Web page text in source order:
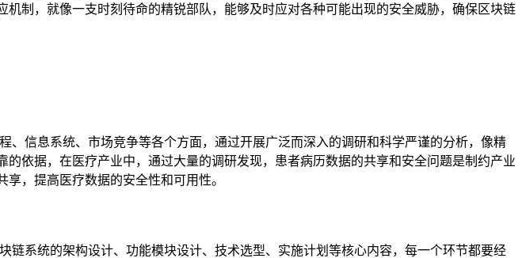
制，就像一支时刻待命的精锐部队，能够及时应对各种可能出现的安全威胁，确保区块链
信息系统、市场竞争等各个方面，通过开展广泛而深入的调研和科学严谨的分析，像精
依据，在医疗产业中，通过大量的调研发现，患者病历数据的共享和安全问题是制约产业
，提高医疗数据的安全性和可用性。
系统的架构设计、功能模块设计、技术选型、实施计划等核心内容，每一个环节都要经